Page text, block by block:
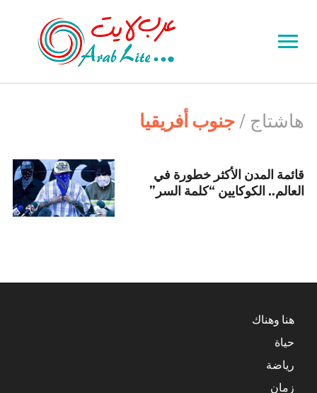
Toggle
navigation
هاشتاج / جنوب أفريقيا
قائمة المدن الأكثر خطورة في
العالم.. الكوكايين “كلمة السر”
هنا وهناك
حياة
رياضة
زمان